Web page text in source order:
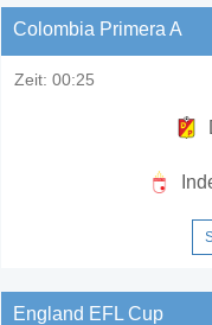
Colombia Primera A
Zeit: 00:25
England EFL Cup